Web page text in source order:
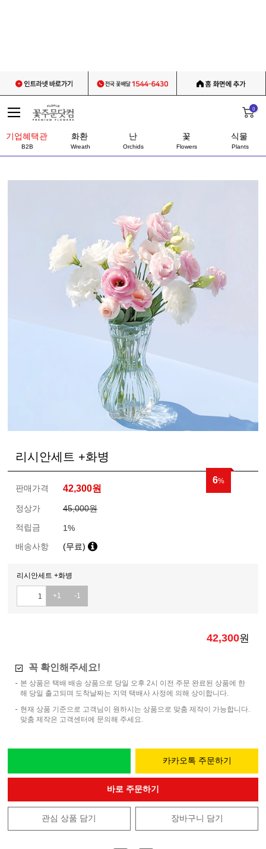
0
기업혜택관
B2B
화환
Wreath
난
Orchids
꽃
Flowers
식물
Plants
리시안세트 +화병
6%
판매가격 42,300원
정상가
45,000원
적립금
1%
배송사항
(무료)
리시안세트 +화병
+1 -1
42,300원
꼭 확인해주세요!
본 상품은 택배 배송 상품으로 당일 오후 2시 이전 주문 완료된 상품에 한
해 당일 출고되며 도착날짜는 지역 택배사 사정에 의해 상이합니다.
현재 상품 기준으로 고객님이 원하시는 상품으로 맞춤 제작이 가능합니다.
맞춤 제작은 고객센터에 문의해 주세요.
카카오톡 주문하기
바로 주문하기
관심 상품 담기 장바구니 담기